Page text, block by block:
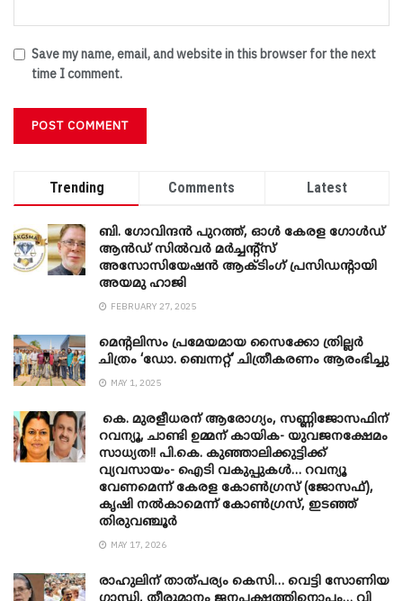
Save my name, email, and website in this browser for the next
time I comment.
Trending Comments Latest
ബി. ​ഗോവിന്ദൻ പുറത്ത്, ഓൾ കേരള ഗോൾഡ്
ആൻഡ് സിൽവർ മർച്ചന്റ്സ്
അസോസിയേഷൻ ആക്ടിംഗ് പ്രസിഡന്റായി
അയമു ഹാജി
FEBRUARY 27, 2025
മെന്‍റലിസം പ്രമേയമായ സൈക്കോ ത്രില്ലർ
ചിത്രം ‘ഡോ. ബെന്നറ്റ്’ ചിത്രീകരണം ആരംഭിച്ചു
MAY 1, 2025
കെ. മുരളീധരന് ആരോഗ്യം, സണ്ണിജോസഫിന്
റവന്യൂ, ചാണ്ടി ഉമ്മന് കായിക- യുവജനക്ഷേമം
സാധ്യത!! പി.കെ. കുഞ്ഞാലിക്കുട്ടിക്ക്
വ്യവസായം- ഐടി വകുപ്പുകൾ… റവന്യൂ
വേണമെന്ന് കേരള കോൺഗ്രസ് (ജോസഫ്),
കൃഷി നൽകാമെന്ന് കോൺഗ്രസ്, ഇടഞ്ഞ്
തിരുവഞ്ചൂർ
MAY 17, 2026
രാഹുലിന് താത്പര്യം കെസി… വെട്ടി സോണിയ